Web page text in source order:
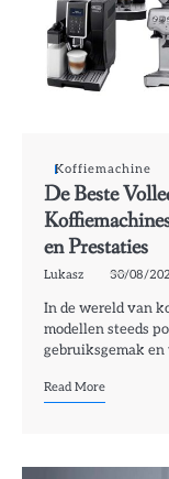
Koffiemachine
De Beste
en Prestaties
Lukasz 30/08/
In de wereld van
modellen steeds
gebruiksgemak
Read More